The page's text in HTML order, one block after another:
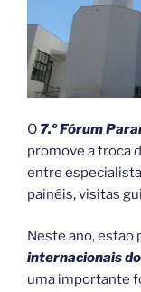
O 7.º Fórum
promove a troca
entre
painéis, visitas
Neste ano, estão
internacionais
uma importante